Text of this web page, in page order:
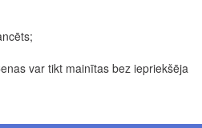
var tikt mainītas bez iepriekšēja